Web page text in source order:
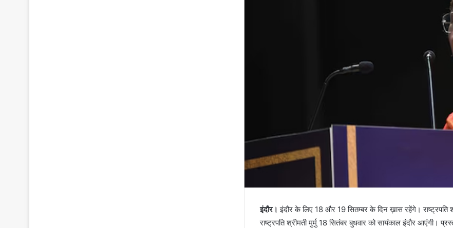
इंदौर। इंदौर के लिए 18 और 19 सितम्बर के दिन ख़ास रहेंगे। राष्ट्रपति
राष्ट्रपति श्रीमती मुर्मु 18 सितंबर बुधवार को सायंकाल इंदौर आएंगी।